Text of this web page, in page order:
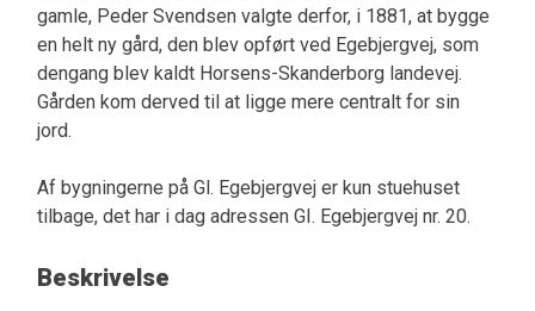
gamle, Peder Svendsen valgte derfor, i 1881, at bygge
en helt ny gård, den blev opført ved Egebjergvej, som
dengang blev kaldt Horsens-Skanderborg landevej.
Gården kom derved til at ligge mere centralt for sin
jord.
Af bygningerne på Gl. Egebjergvej er kun stuehuset
tilbage, det har i dag adressen GI. Egebjergvej nr. 20.
Beskrivelse